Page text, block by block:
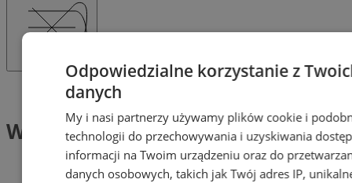
Tag: Wiosenne kurtki dla dzieci
Wiosenne kurtki dla dzieci (1)
Odpowiedzialne korzystanie z
danych
My i nasi partnerzy używamy plików cookie i
technologii do przechowywania i uzyskiwania
informacji na Twoim urządzeniu oraz do
danych osobowych, takich jak Twój adres IP,